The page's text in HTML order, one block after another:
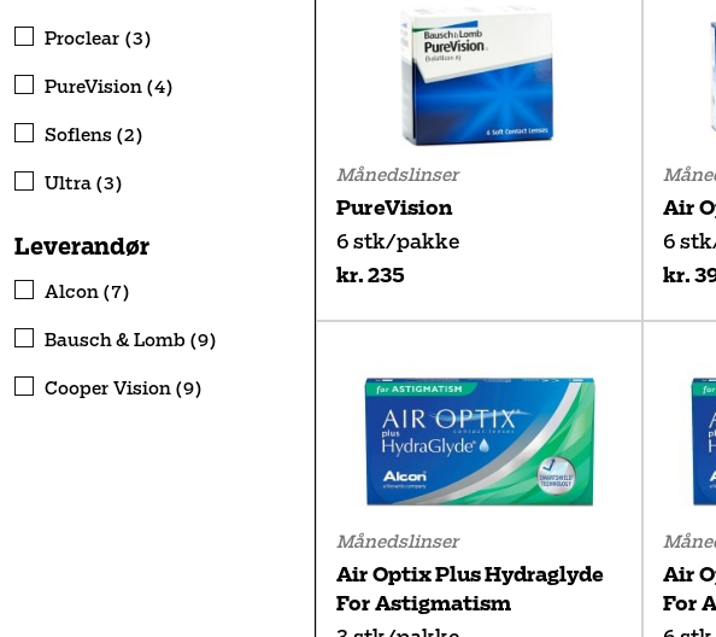
Proclear (3)
PureVision (4)
Soflens (2)
Ultra (3)
Leverandør
Alcon (7)
Bausch & Lomb (9)
Cooper Vision (9)
Månedslinser
PureVision
6 stk/pakke
kr. 235
Air
6
kr.
Månedslinser
Air Optix Plus Hydraglyde
For Astigmatism
Air
For